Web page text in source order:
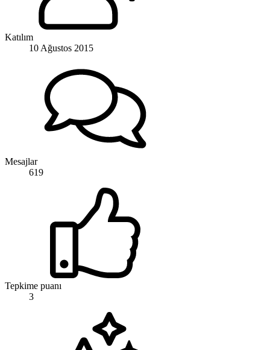
Katılım
10 Ağustos 2015
Mesajlar
619
Tepkime puanı
3